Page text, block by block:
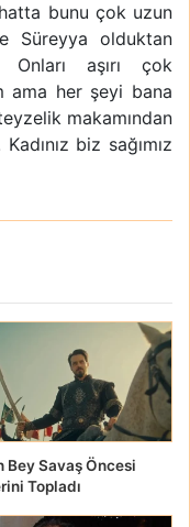
bunu çok uzun
Süreyya olduktan
aşırı çok
ama her şeyi bana
makamından
biz sağımız
Bey Savaş Öncesi
Topladı